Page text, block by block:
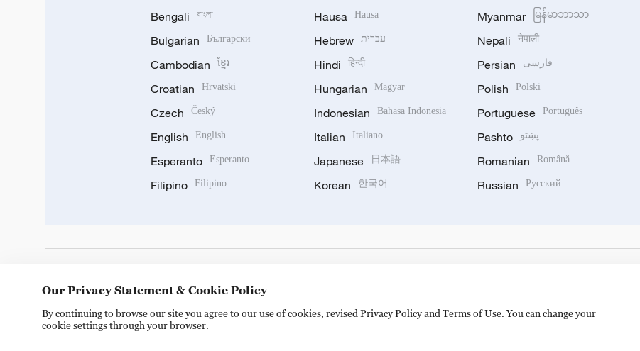
Bengali বাংলা
Bulgarian Български
Cambodian ខ្មែរ
Croatian Hrvatski
Czech Český
English English
Esperanto Esperanto
Filipino Filipino
Hausa Hausa
Hebrew עברית
Hindi हिन्दी
Hungarian Magyar
Indonesian Bahasa Indonesia
Italian Italiano
Japanese 日本語
Korean 한국어
Myanmar မြန်မာဘာသာ
Nepali नेपाली
Persian فارسی
Polish Polski
Portuguese Português
Pashto پښتو
Romanian Română
Russian Русский
Our Privacy Statement & Cookie Policy
By continuing to browse our site you agree to our use of cookies, revised Privacy Policy and Terms of Use. You can change your
cookie settings through your browser.